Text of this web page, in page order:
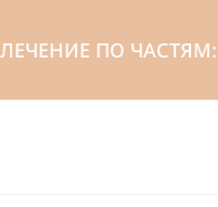
ПО ЧАСТЯМ: